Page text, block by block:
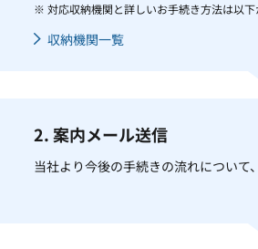
※ 対応収納機関と詳しいお手続き方法は以下
収納機関一覧
2. 案内メール送信
当社より今後の手続きの流れについて